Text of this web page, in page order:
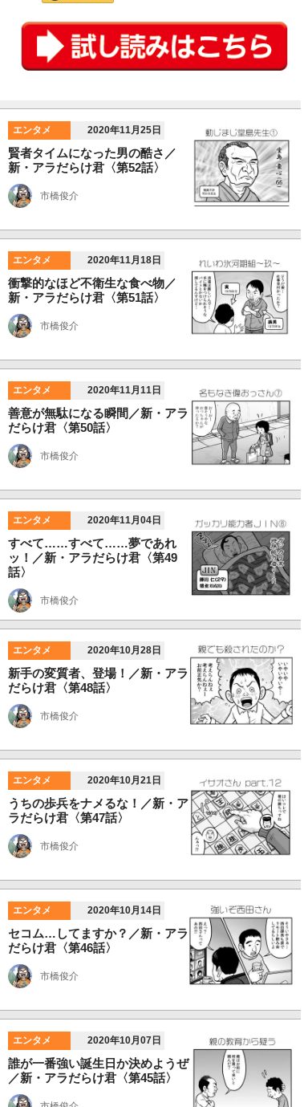
エンタメ 2020年11月25日
賢者タイムになった男の酷さ／
新・アラだらけ君〈第52話〉
市橋俊介
エンタメ 2020年11月18日
衝撃的なほど不衛生な食べ物／
新・アラだらけ君〈第51話〉
市橋俊介
エンタメ 2020年11月11日
善意が無駄になる瞬間／新・アラ
だらけ君〈第50話〉
市橋俊介
エンタメ 2020年11月04日
すべて……すべて……夢であれ
ッ！／新・アラだらけ君〈第49
話〉
市橋俊介
エンタメ 2020年10月28日
新手の変質者、登場！／新・アラ
だらけ君〈第48話〉
市橋俊介
エンタメ 2020年10月21日
うちの歩兵をナメるな！／新・ア
ラだらけ君〈第47話〉
市橋俊介
エンタメ 2020年10月14日
セコム…してますか？／新・アラ
だらけ君〈第46話〉
市橋俊介
エンタメ 2020年10月07日
誰が一番強い誕生日か決めようぜ
／新・アラだらけ君〈第45話〉